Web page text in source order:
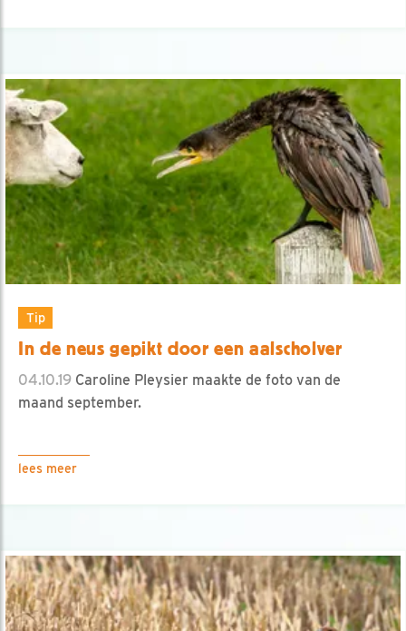
Tip
In de neus gepikt door een aalscholver
04.10.19 Caroline Pleysier maakte de foto van de
maand september.
lees meer